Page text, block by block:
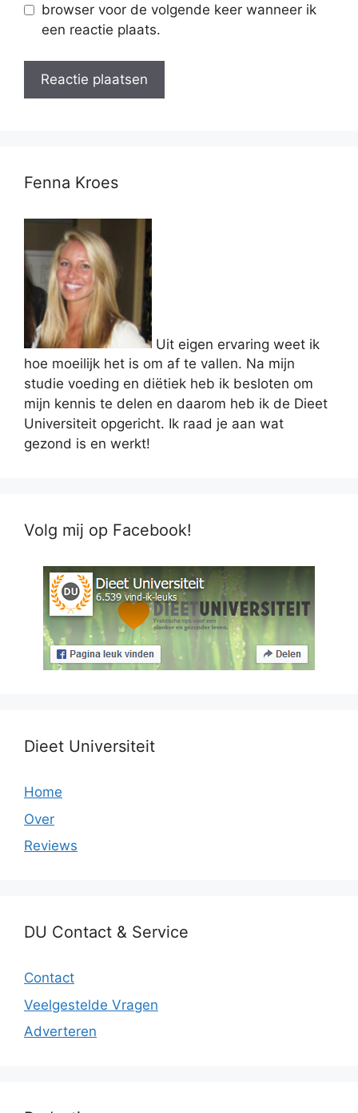
browser voor de volgende keer wanneer ik
een reactie plaats.
Fenna Kroes
Uit eigen ervaring weet ik
hoe moeilijk het is om af te vallen. Na mijn
studie voeding en diëtiek heb ik besloten om
mijn kennis te delen en daarom heb ik de Dieet
Universiteit opgericht. Ik raad je aan wat
gezond is en werkt!
Volg mij op Facebook!
Dieet Universiteit
Home
Over
Reviews
DU Contact & Service
Contact
Veelgestelde Vragen
Adverteren